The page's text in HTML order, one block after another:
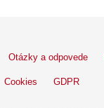
Otázky a odpovede
Cookies GDPR